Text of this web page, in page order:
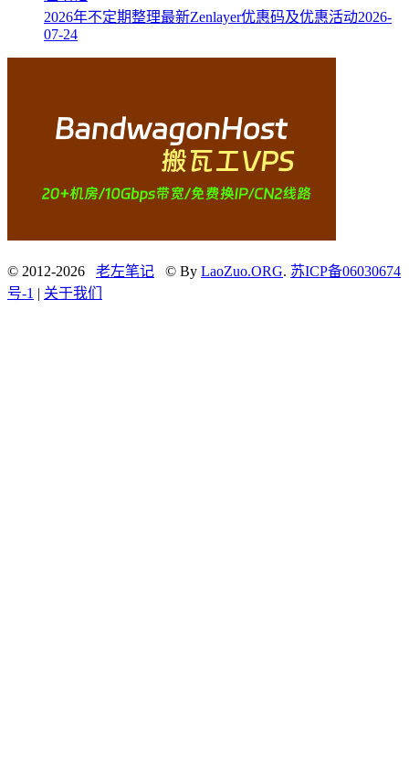
2026年不定期整理最新Zenlayer优惠码及优惠活动2026-
07-24
© 2012-2026 老左笔记 © By LaoZuo.ORG. 苏ICP备06030674
号-1 | 关于我们